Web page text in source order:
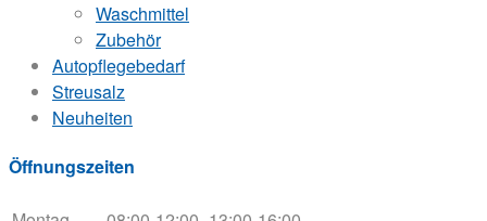
Waschmittel
Zubehör
Autopflegebedarf
Streusalz
Neuheiten
Öffnungszeiten